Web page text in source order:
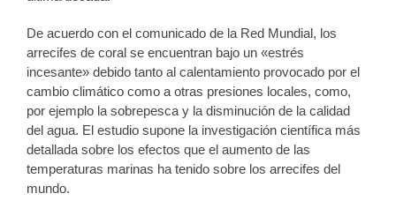
De acuerdo con el comunicado de la Red Mundial, los
arrecifes de coral se encuentran bajo un «estrés
incesante» debido tanto al calentamiento provocado por el
cambio climático como a otras presiones locales, como,
por ejemplo la sobrepesca y la disminución de la calidad
del agua. El estudio supone la investigación científica más
detallada sobre los efectos que el aumento de las
temperaturas marinas ha tenido sobre los arrecifes del
mundo.